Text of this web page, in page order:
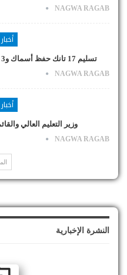
NAGWA RAGAB
تسليم 17 تانك حفظ أسماك و3 عربات مجهزة ببلطيم والشهابية…
NAGWA RAGAB
وزير التعليم العالي
NAGWA RAGAB
النشرة الإخبارية